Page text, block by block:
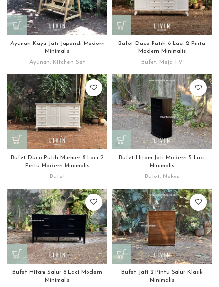
Ayunan Kayu Jati Japandi Modern
Minimalis
Ayunan, Kitchen Set
Bufet Duco Putih 6 Laci 2 Pintu
Modern Minimalis
Bufet, Meja TV
Bufet Duco Putih Marmer 8 Laci 2
Pintu Modern Minimalis
Bufet
Bufet Hitam Jati Modern 5 Laci
Minimalis
Bufet, Nakas
Bufet Hitam Salur 6 Laci Modern
Minimalis
Bufet Jati 2 Pintu Salur Klasik
Minimalis